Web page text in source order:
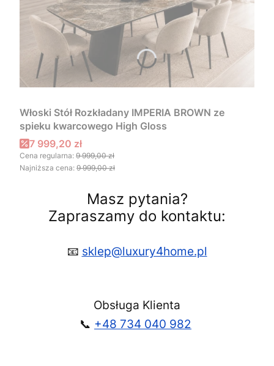
Włoski Stół Rozkładany IMPERIA BROWN ze
spieku kwarcowego High Gloss
Cena promocyjna
7 999,20 zł
Cena regularna: 9 999,00 zł
Najniższa cena: 9 999,00 zł
Masz pytania?
Zapraszamy do kontaktu:
📧 sklep@luxury4home.pl
Obsługa Klienta
📞 +48 734 040 982